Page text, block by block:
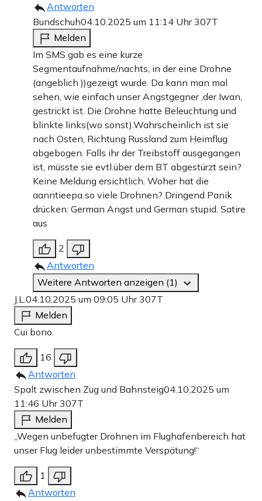
Antworten
Bundschuh04.10.2025 um 11:14 Uhr307T
Melden
Im SMS gab es eine kurze
Segmentaufnahme/nachts, in der eine Drohne
(angeblich ))gezeigt wurde. Da kann man mal
sehen, wie einfach unser Angstgegner ,der Iwan,
gestrickt ist. Die Drohne hatte Beleuchtung und
blinkte links(wo sonst).Wahrscheinlich ist sie
nach Osten, Richtung Russland zum Heimflug
abgebogen. Falls ihr der Treibstoff ausgegangen
ist, müsste sie evtl.über dem BT abgestürzt sein?
Keine Meldung ersichtlich. Woher hat die
aanntieepa so viele Drohnen? Dringend Panik
drücken: German Angst und German stupid. Satire
aus
2
Antworten
Weitere Antworten anzeigen (1)
J.L.04.10.2025 um 09:05 Uhr307T
Melden
Cui bono.
16
Antworten
Spalt zwischen Zug und Bahnsteig04.10.2025 um
11:46 Uhr307T
Melden
„Wegen unbefugter Drohnen im Flughafenbereich hat
unser Flug leider unbestimmte Verspätung!“
1
Antworten